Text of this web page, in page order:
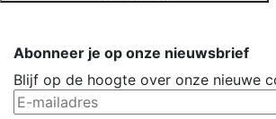
Abonneer je op onze nieuwsbrief
Blijf op de hoogte over onze nieuwe